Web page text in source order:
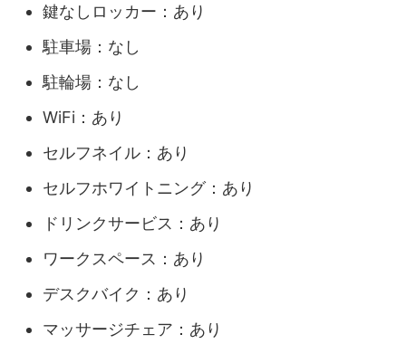
鍵なしロッカー：あり
駐車場：なし
駐輪場：なし
WiFi：あり
セルフネイル：あり
セルフホワイトニング：あり
ドリンクサービス：あり
ワークスペース：あり
デスクバイク：あり
マッサージチェア：あり